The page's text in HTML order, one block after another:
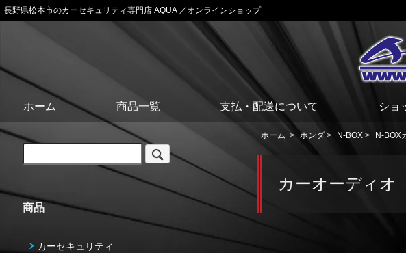
長野県松本市のカーセキュリティ専門店 AQUA ／オンラインショップ
ホーム 商品一覧 支払・配送について ショ
ホーム > ホンダ > N-BOX > N-BOX
カーオーディオ
商品
カーセキュリティ